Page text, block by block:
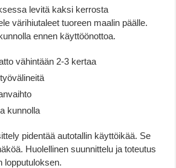
levitä kaksi kerrosta
värihiutaleet tuoreen maalin päälle.
ennen käyttöönottoa.
vähintään 2-3 kertaa
kunnolla
pidentää autotallin käyttöikää. Se
Huolellinen suunnittelu ja toteutus
lopputuloksen.